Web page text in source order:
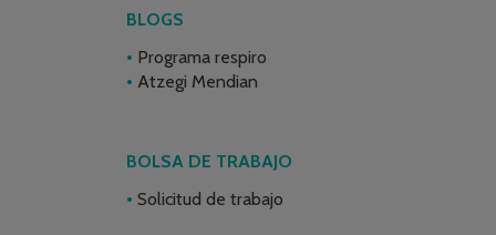
BLOGS
Programa respiro
Atzegi Mendian
BOLSA DE TRABAJO
Solicitud de trabajo